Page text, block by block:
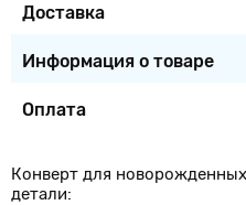
Доставка
Информация о товаре
Оплата
Конверт для
детали: